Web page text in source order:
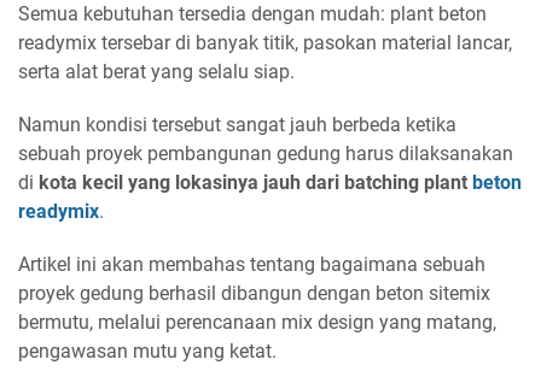
Semua kebutuhan tersedia dengan mudah: plant beton
readymix tersebar di banyak titik, pasokan material lancar,
serta alat berat yang selalu siap.
Namun kondisi tersebut sangat jauh berbeda ketika
sebuah proyek pembangunan gedung harus dilaksanakan
di kota kecil yang lokasinya jauh dari batching plant beton
readymix.
Artikel ini akan membahas tentang bagaimana sebuah
proyek gedung berhasil dibangun dengan beton sitemix
bermutu, melalui perencanaan mix design yang matang,
pengawasan mutu yang ketat.